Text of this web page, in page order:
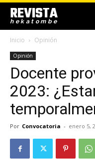
REVISTA
hekatombe
Inicio Opinión
Opinión
Docente
2023:
Por Convocatoria - enero 5,